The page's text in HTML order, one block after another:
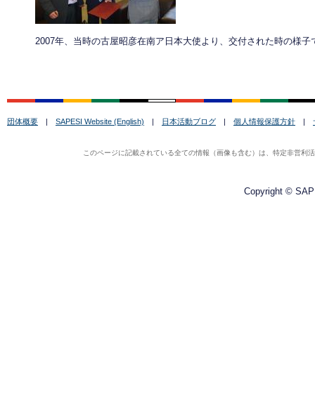
2007年、当時の古屋昭彦在南ア日本大使より、交付された時の様
団体概要 | SAPESI Website (English) | 日本活動ブログ | 個人情報保護方針 |
このページに記載されている全ての情報（画像も含む）は、特定非営
Copyright ©